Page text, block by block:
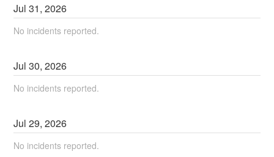
Jul31,2026
No incidents reported.
Jul30,2026
No incidents reported.
Jul29,2026
No incidents reported.